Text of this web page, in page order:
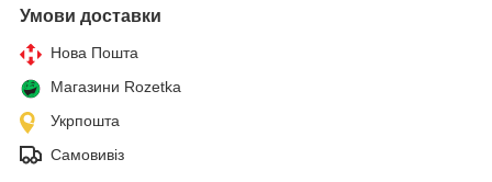
Умови доставки
Нова Пошта
Магазини Rozetka
Укрпошта
Самовивіз